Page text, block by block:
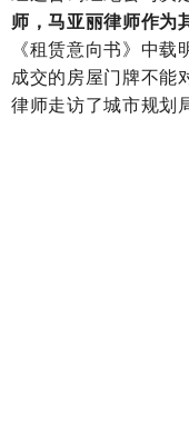
师，马亚丽律师作为
《租赁意向书》中载
成交的房屋门牌不能
律师走访了城市规划